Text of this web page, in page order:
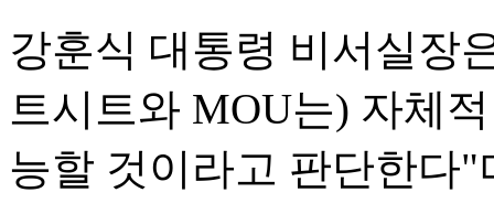
강훈식 대통령 비서실장
트시트와 MOU는) 자체
능할 것이라고 판단한다